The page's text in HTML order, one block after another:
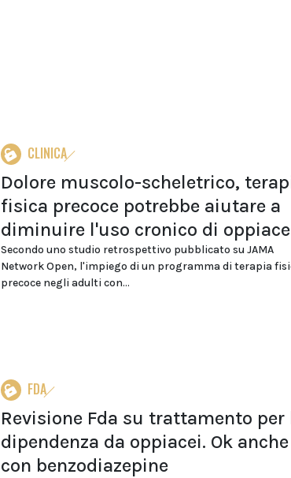
CLINICA
Dolore muscolo-scheletrico,
fisica precoce potrebbe aiutare a
diminuire l'uso cronico di
Secondo uno studio retrospettivo pubblicato su JAMA
Network Open, l'impiego di un programma di terapia
precoce negli adulti con...
FDA
Revisione Fda su trattamento per
dipendenza da oppiacei. Ok anche
con benzodiazepine